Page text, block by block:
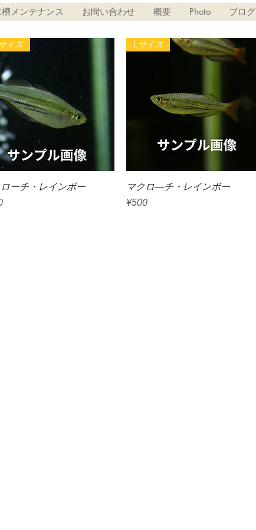
メンテナンス お問い合わせ 概要 Photo ブログ
Quick View
イズ
ローチ・レインボー
Quick View
Lサイズ
マクロ―チ・レインボー
Price
¥500